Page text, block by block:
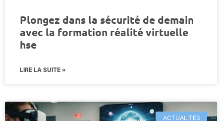
Plongez dans la sécurité de demain
avec la formation réalité virtuelle
hse
LIRE LA SUITE »
ACTUALITÉS